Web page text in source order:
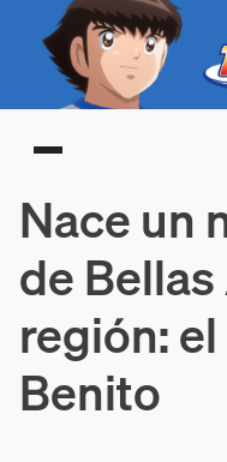
Main menu
Nace un
de
región:
Benito